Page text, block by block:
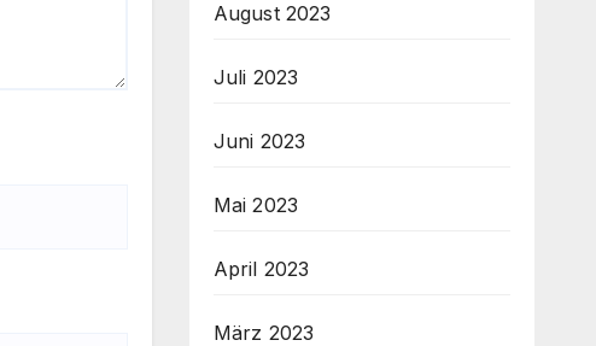
August 2023
Juli 2023
Juni 2023
Mai 2023
April 2023
März 2023